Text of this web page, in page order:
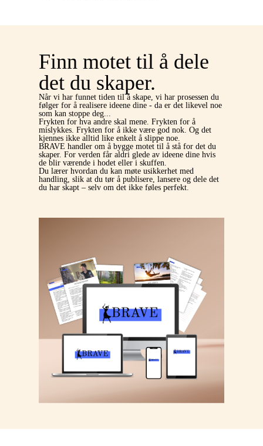
Finn motet til å dele
det du skaper.
Når vi har funnet tiden til å skape, vi har prosessen du
følger for å realisere ideene dine - da er det likevel noe
som kan stoppe deg...
Frykten for hva andre skal mene. Frykten for å
mislykkes. Frykten for å ikke være god nok. Og det
kjennes ikke alltid like enkelt å slippe noe.
BRAVE handler om å bygge motet til å stå for det du
skaper. For verden får aldri glede av ideene dine hvis
de blir værende i hodet eller i skuffen.
Du lærer hvordan du kan møte usikkerhet med
handling, slik at du tør å publisere, lansere og dele det
du har skapt – selv om det ikke føles perfekt.